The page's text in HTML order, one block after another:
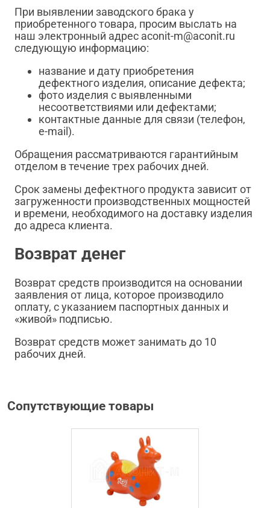
При выявлении заводского брака у
приобретенного товара, просим выслать на
наш электронный адрес aconit-m@aconit.ru
следующую информацию:
название и дату приобретения
дефектного изделия, описание дефекта;
фото изделия с выявленными
несоответствиями или дефектами;
контактные данные для связи (телефон,
e-mail).
Обращения рассматриваются гарантийным
отделом в течение трех рабочих дней.
Срок замены дефектного продукта зависит от
загруженности производственных мощностей
и времени, необходимого на доставку изделия
до адреса клиента.
Возврат денег
Возврат средств производится на основании
заявления от лица, которое производило
оплату, с указанием паспортных данных и
«живой» подписью.
Возврат средств может занимать до 10
рабочих дней.
Сопутствующие товары